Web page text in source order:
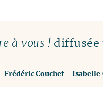
à vous !diffusée
Frédéric Couchet- Isabelle